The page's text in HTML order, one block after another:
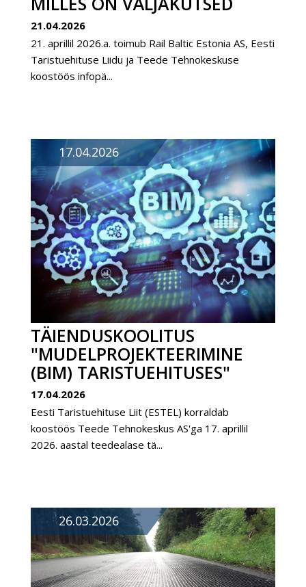
21.04.2026
21. aprillil 2026.a. toimub Rail Baltic Estonia AS, Eesti
Taristuehituse Liidu ja Teede Tehnokeskuse
koostöös infopä...
17.04.2026
TÄIENDUSKOOLITUS
"MUDELPROJEKTEERIMINE
(BIM) TARISTUEHITUSES"
17.04.2026
Eesti Taristuehituse Liit (ESTEL) korraldab
koostöös Teede Tehnokeskus AS'ga 17. aprillil
2026. aastal teedealase tä...
26.03.2026